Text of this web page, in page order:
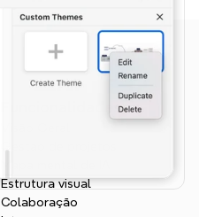
Funcionalidades
Estrutura visual
Colaboração